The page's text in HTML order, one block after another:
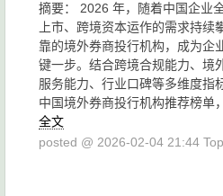
摘要： 2026 年，随着中国企业
上市、跨境资本运作的需求持
靠的境外券商投行机构，成为企
键一步。结合跨境合规能力、境
服务能力、行业口碑等多维度指
中国境外券商投行机构推荐榜单
全文
posted @ 2026-02-04 21:44